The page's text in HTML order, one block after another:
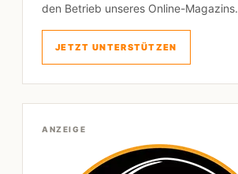
den Betrieb unseres Online-Magazins.
JETZT UNTERSTÜTZEN
ANZEIGE